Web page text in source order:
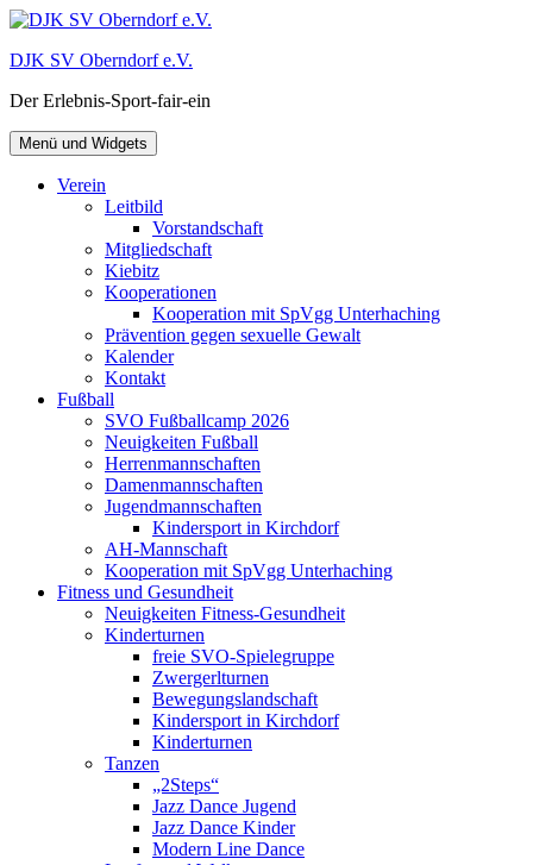
Zum
springen
DJK SV Oberndorf e.V.
Der Erlebnis-Sport-fair-ein
Menü und Widgets
Verein
Leitbild
Vorstandschaft
Mitgliedschaft
Kiebitz
Kooperationen
Kooperation mit SpVgg Unterhaching
Prävention gegen sexuelle Gewalt
Kalender
Kontakt
Fußball
SVO Fußballcamp 2026
Neuigkeiten Fußball
Herrenmannschaften
Damenmannschaften
Jugendmannschaften
Kindersport in Kirchdorf
AH-Mannschaft
Kooperation mit SpVgg Unterhaching
Fitness und Gesundheit
Neuigkeiten Fitness-Gesundheit
Kinderturnen
freie SVO-Spielegruppe
Zwergerlturnen
Bewegungslandschaft
Kindersport in Kirchdorf
Kinderturnen
Tanzen
„2Steps“
Jazz Dance Jugend
Jazz Dance Kinder
Modern Line Dance